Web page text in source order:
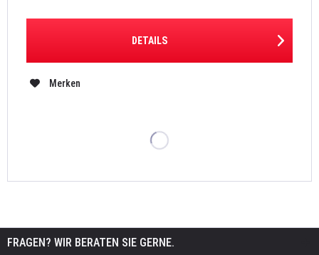
DETAILS
Merken
FRAGEN? WIR BERATEN SIE GERNE.